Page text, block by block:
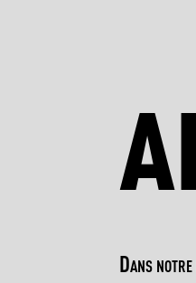
Dans